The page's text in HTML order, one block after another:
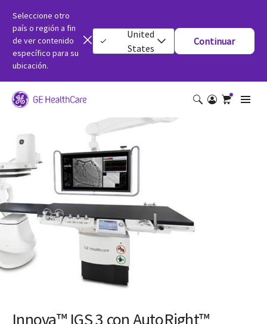
Seleccione otro
país o región a fin
de ver contenido
específico para su
ubicación.
United
States
Continuar
Innova™ IGS 3 con AutoRight™